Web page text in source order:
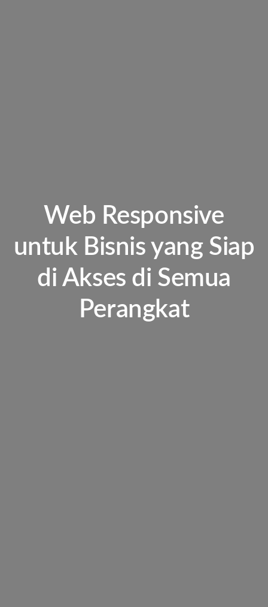
Web Responsive
untuk Bisnis yang Siap
di Akses di Semua
Perangkat